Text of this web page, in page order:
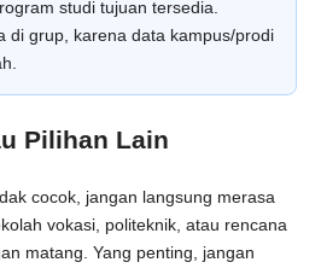
studi tujuan tersedia.
di grup, karena data kampus/prodi
Pilihan Lain
cocok, jangan langsung merasa
vokasi, politeknik, atau rencana
matang. Yang penting, jangan